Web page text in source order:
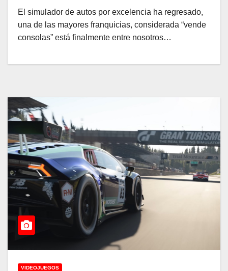
El simulador de autos por excelencia ha regresado,
una de las mayores franquicias, considerada “vende
consolas” está finalmente entre nosotros…
VIDEOJUEGOS